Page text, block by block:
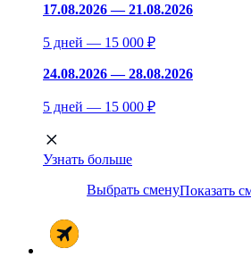
17.08.2026 — 21.08.2026
5 дней — 15 000 ₽
24.08.2026 — 28.08.2026
5 дней — 15 000 ₽
Узнать больше
Выбрать сменуПоказать